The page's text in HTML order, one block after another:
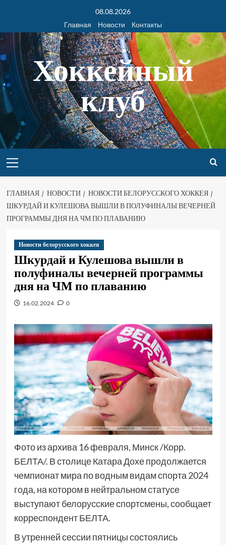
08.08.2026
Главная
Новости Контакты
Хоккейный
клуб
ГЛАВНАЯ НОВОСТИ
НОВОСТИ БЕЛОРУССКОГО ХОККЕЯ
ШКУРДАЙ И КУЛЕШОВА ВЫШЛИ В ПОЛУФИНАЛЫ ВЕЧЕРНЕЙ
ПРОГРАММЫ ДНЯ НА ЧМ ПО ПЛАВАНИЮ
Новости белорусского хоккея
Шкурдай и Кулешова вышли в
полуфиналы вечерней программы
дня на ЧМ по плаванию
16.02.2024 0
Фото из архива 16 февраля, Минск /Корр.
БЕЛТА/. В столице Катара Дохе продолжается
чемпионат мира по водным видам спорта 2024
года, на котором в нейтральном статусе
выступают белорусские спортсмены, сообщает
корреспондент БЕЛТА.
В утренней сессии пятницы состоялись